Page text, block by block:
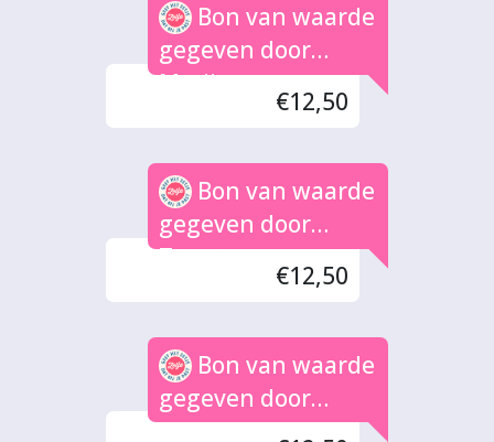
Bon van waarde
gegeven door
Marijn
€12,50
Bon van waarde
gegeven door
Tonny
€12,50
Bon van waarde
gegeven door
Ezgom